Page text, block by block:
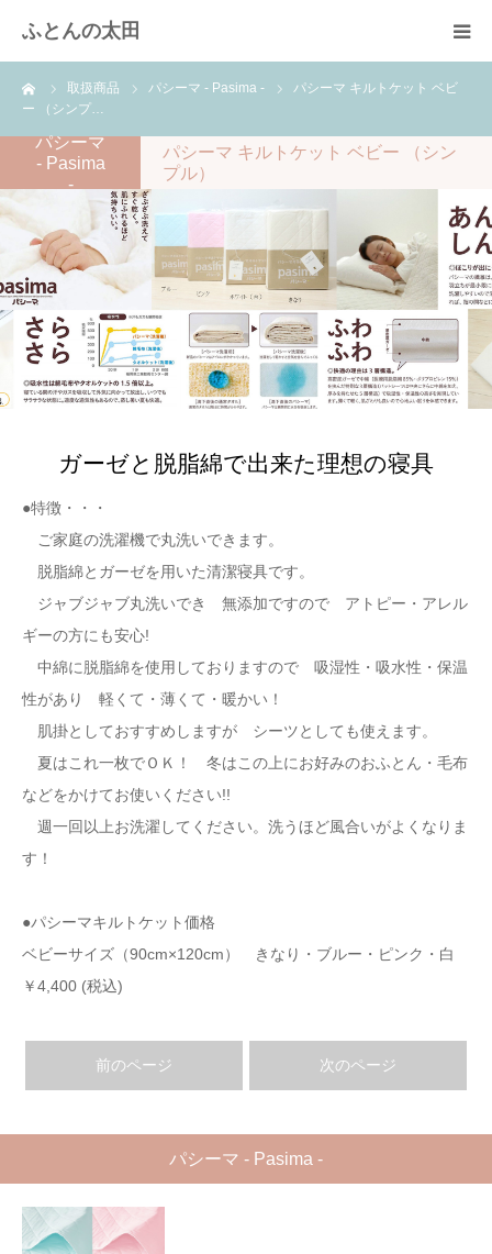
ふとんの太田
取扱商品 パシーマ - Pasima -
パシーマ キルトケット ベビ
ー （シンプ…
パシーマ
- Pasima
-
パシーマ キルトケット ベビー （シン
プル）
ガーゼと脱脂綿で出来た理想の寝具
●特徴・・・
ご家庭の洗濯機で丸洗いできます。
脱脂綿とガーゼを用いた清潔寝具です。
ジャブジャブ丸洗いでき 無添加ですので アトピー・アレル
ギーの方にも安心!
中綿に脱脂綿を使用しておりますので 吸湿性・吸水性・保温
性があり 軽くて・薄くて・暖かい！
肌掛としておすすめしますが シーツとしても使えます。
夏はこれ一枚でＯＫ！ 冬はこの上にお好みのおふとん・毛布
などをかけてお使いください!!
週一回以上お洗濯してください。洗うほど風合いがよくなりま
す！
●パシーマキルトケット価格
ベビーサイズ（90cm×120cm） きなり・ブルー・ピンク・白
￥4,400 (税込)
前のページ 次のページ
パシーマ - Pasima -
羽毛布団のリフォーム
綿ふとん打ち直し
取扱商品
快眠体験
会社概要